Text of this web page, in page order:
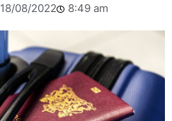
18/08/2022 8:49 am